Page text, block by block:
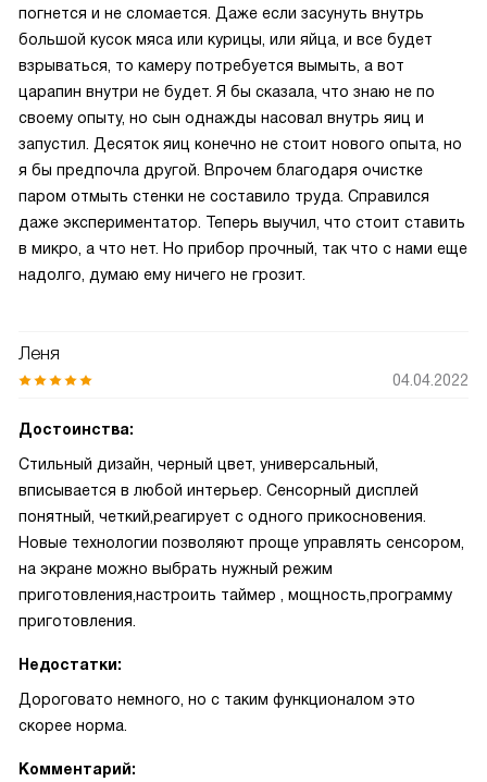
погнется и не сломается. Даже если засунуть внутрь
большой кусок мяса или курицы, или яйца, и все будет
взрываться, то камеру потребуется вымыть, а вот
царапин внутри не будет. Я бы сказала, что знаю не по
своему опыту, но сын однажды насовал внутрь яиц и
запустил. Десяток яиц конечно не стоит нового опыта, но
я бы предпочла другой. Впрочем благодаря очистке
паром отмыть стенки не составило труда. Справился
даже экспериментатор. Теперь выучил, что стоит ставить
в микро, а что нет. Но прибор прочный, так что с нами еще
надолго, думаю ему ничего не грозит.
Леня
04.04.2022
Достоинства:
Стильный дизайн, черный цвет, универсальный,
вписывается в любой интерьер. Сенсорный дисплей
понятный, четкий,реагирует с одного прикосновения.
Новые технологии позволяют проще управлять сенсором,
на экране можно выбрать нужный режим
приготовления,настроить таймер , мощность,программу
приготовления.
Недостатки:
Дороговато немного, но с таким функционалом это
скорее норма.
Комментарий: